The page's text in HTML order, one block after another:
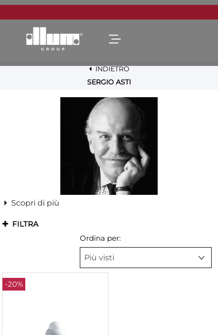
Open menu
INDIETRO
SERGIO ASTI
Scopri di più
FILTRA
Ordina per:
-20%